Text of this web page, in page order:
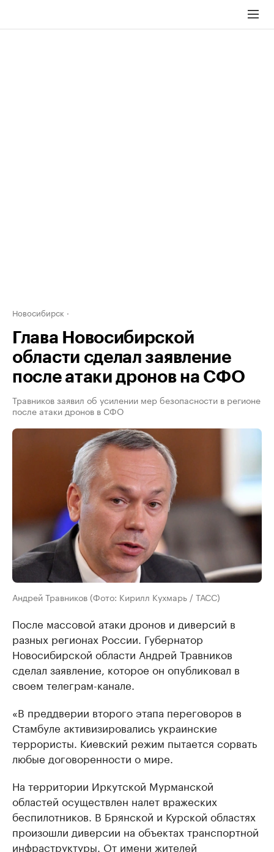
Новосибирск
Глава Новосибирской
области сделал заявление
после атаки дронов на СФО
Травников заявил об усилении мер безопасности в регионе
после атаки дронов в СФО
Андрей Травников (Фото: Кирилл Кухмарь / ТАСС)
После массовой атаки дронов и диверсий в
разных регионах России. Губернатор
Новосибирской области Андрей Травников
сделал заявление, которое он опубликовал в
своем телеграм-канале.
«В преддверии второго этапа переговоров в
Стамбуле активизировались украинские
террористы. Киевский режим пытается сорвать
любые договоренности о мире.
На территории Иркутской Мурманской
областей осуществлен налет вражеских
беспилотников. В Брянской и Курской областях
произошли диверсии на объектах транспортной
инфраструктуры. От имени жителей